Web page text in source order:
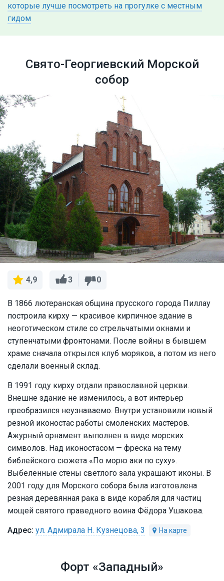
которые лучше посмотреть на прогулке с местным
гидом
Свято-Георгиевский Морской
собор
4,9 3 0
В 1866 лютеранская община прусского города Пиллау
построила кирху — красивое кирпичное здание в
неоготическом стиле со стрельчатыми окнами и
ступенчатыми фронтонами. После войны в бывшем
храме сначала открылся клуб моряков, а потом из него
сделали военный склад.
В 1991 году кирху отдали православной церкви.
Внешне здание не изменилось, а вот интерьер
преобразился неузнаваемо. Внутри установили новый
резной иконостас работы смоленских мастеров.
Ажурный орнамент выполнен в виде морских
символов. Над иконостасом — фреска на тему
библейского сюжета «По морю аки по суху».
Выбеленные стены светлого зала украшают иконы. В
2001 году для Морского собора была изготовлена
резная деревянная рака в виде корабля для частиц
мощей святого праведного воина Фёдора Ушакова.
ул. Адмирала Н. Кузнецова, 3
Форт «Западный»